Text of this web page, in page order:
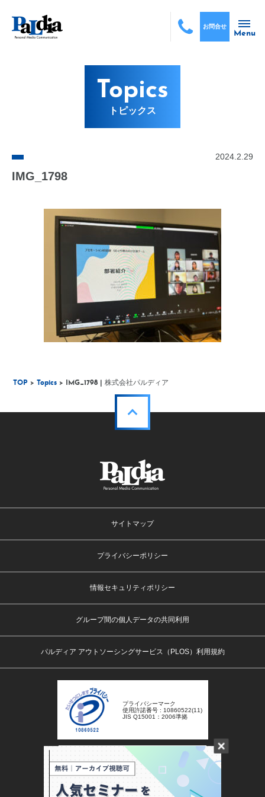
Menu
お問合せ
Topics
トピックス
2024.2.29
IMG_1798
TOP >Topics > IMG_1798 | 株式会社パルディア
サイトマップ
プライバシーポリシー
情報セキュリティポリシー
グループ間の個人データの共同利用
パルディア アウトソーシングサービス（PLOS）利用規約
プライバシーマーク
使用許諾番号 : 10860522(11)
JIS Q15001：2006準拠